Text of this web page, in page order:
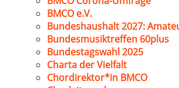
BMCO e.V.
Bundeshaushalt 2027:
Bundesmusiktreffen 60plus
Bundestagswahl 2025
Charta der Vielfalt
Chordirektor*in BMCO